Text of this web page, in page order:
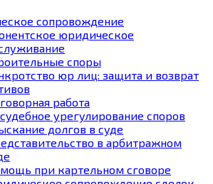
сопровождение
юридическое
споры
юр лиц: защита и возврат
работа
урегулирование споров
долгов в суде
в арбитражном
при картельном сговоре